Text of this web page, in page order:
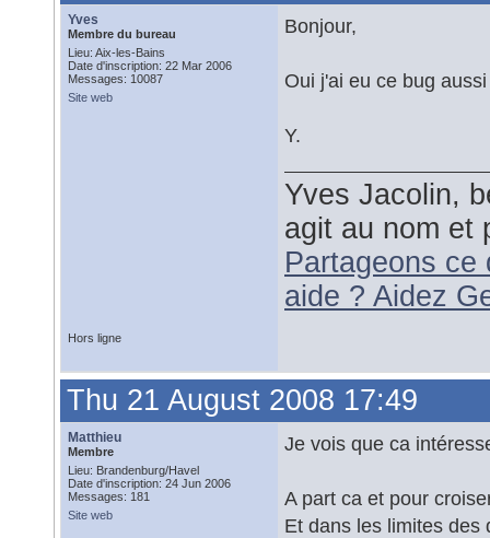
Yves
Membre du bureau
Lieu: Aix-les-Bains
Date d'inscription: 22 Mar 2006
Messages: 10087
Site web
Bonjour,
Oui j'ai eu ce bug
Y.
Yves Jacolin,
agit au nom et
Partageons ce
aide ? Aidez
Hors ligne
Thu 21 August 2008 17:49
Matthieu
Membre
Lieu: Brandenburg/Havel
Date d'inscription: 24 Jun 2006
Messages: 181
Site web
Je vois que ca
A part ca et pour
Et dans les limites des